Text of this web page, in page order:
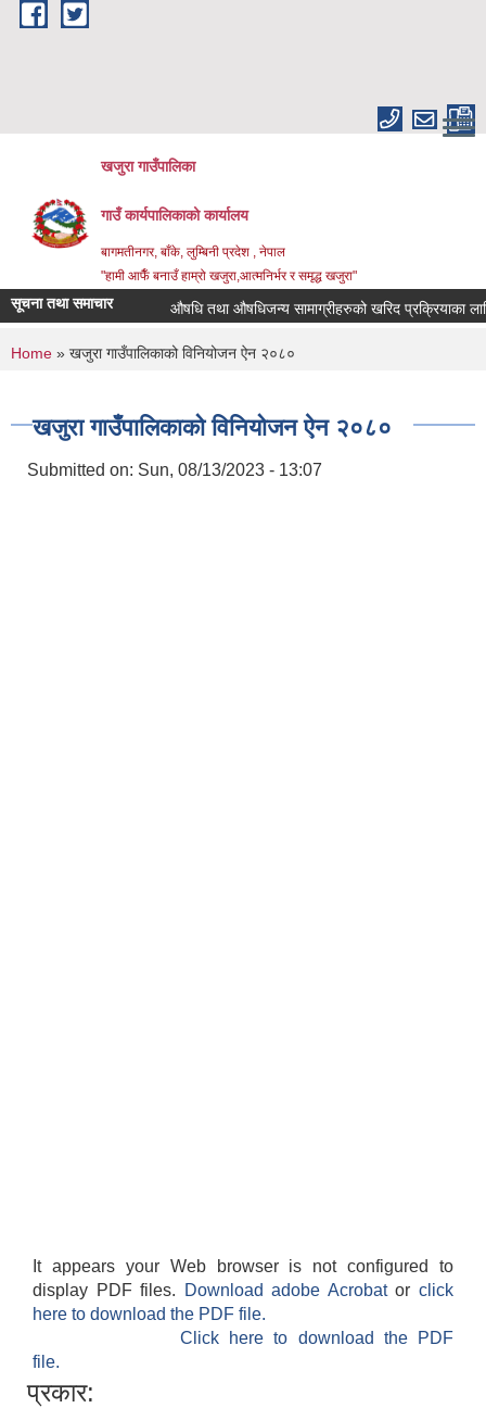
Skip to main content
खजुरा गाउँपालिका
गाउँ कार्यपालिकाको कार्यालय
बागमतीनगर, बाँके, लुम्बिनी प्रदेश , नेपाल
"हामी आफैँ बनाउँ हाम्रो खजुरा,आत्मनिर्भर र समृद्ध खजुरा"
सूचना तथा समाचार औषधि तथा औषधिजन्य सामाग्रीहरुको खरिद प्रक्रियाका
You are here
Home » खजुरा गाउँपालिकाको विनियोजन ऐन २०८०
खजुरा गाउँपालिकाको विनियोजन ऐन २०८०
Submitted on: Sun, 08/13/2023 - 13:07
It appears your Web browser is not configured to
display PDF files.
Download adobe Acrobatorclick
here to download the PDF file.
Click here to download the PDF
file.
प्रकार: